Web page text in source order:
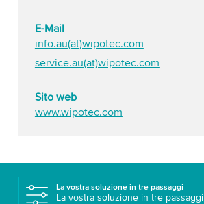
E-Mail
info.au(at)wipotec.com
service.au(at)wipotec.com
Sito web
www.wipotec.com
La vostra soluzione in tre passaggi
La vostra soluzione in tre passaggi